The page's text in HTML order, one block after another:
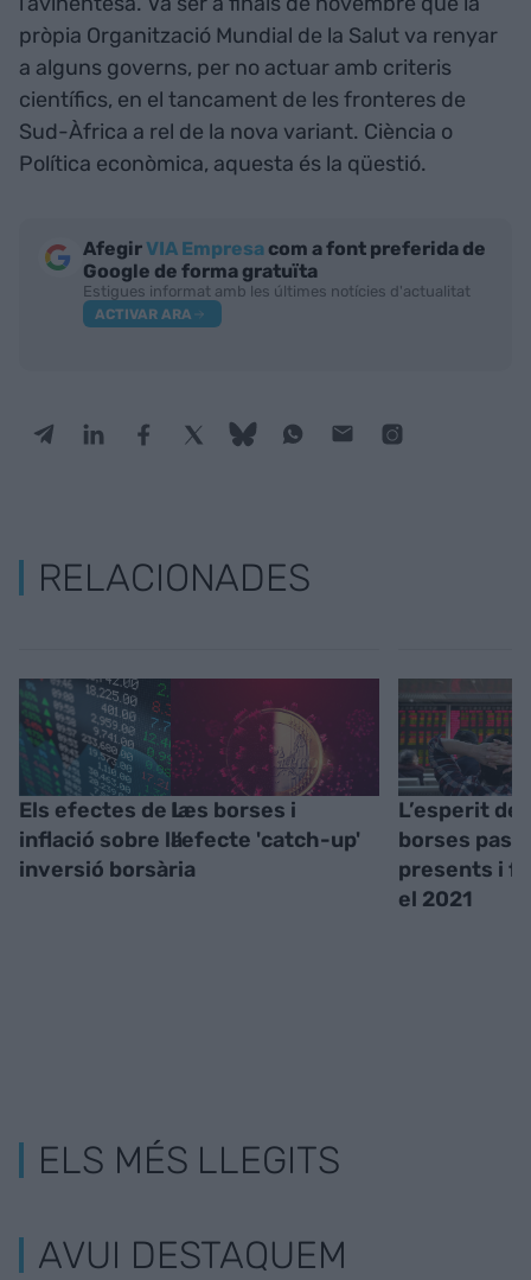
pròpia Organització Mundial de la Salut va renyar
a alguns governs, per no actuar amb criteris
científics, en el tancament de les fronteres de
Sud-Àfrica a rel de la nova variant. Ciència o
Política econòmica, aquesta és la qüestió.
AfegirVIA Empresa com a font preferida de
Google de forma gratuïta
Estigues informat amb les últimes notícies d'actualitat
ACTIVAR ARA
RELACIONADES
Els efectes de la
inflació sobre la
inversió borsària
Les borses i
l’efecte 'catch-up'
L’esperit de
borses
presents i
el 2021
ELS MÉS LLEGITS
AVUI DESTAQUEM